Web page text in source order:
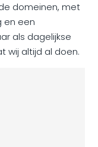
domeinen, met
en een
als dagelijkse
wij altijd al doen.